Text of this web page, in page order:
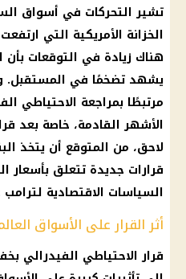
تشير التحركات في أسواق
الخزانة الأمريكية التي
هناك زيادة في التوقعات بأن
يشهد تضخمًا في المستقبل.
مرتبطًا بمراجعة الاحتياطي
الأشهر القادمة، خاصة بعد
لاحق، من المتوقع أن يتخذ
قرارات جديدة تتعلق بأسعار
السياسات الاقتصادية
أثر القرار على الأسواق
قرارالاحتياطي الفيدرالي